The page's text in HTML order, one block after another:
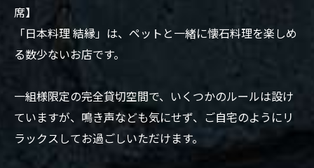
席】
「日本料理 結縁」は、ペットと一緒に懐石料理を楽しめ
る数少ないお店です。
一組様限定の完全貸切空間で、いくつかのルールは設け
ていますが、鳴き声なども気にせず、ご自宅のようにリ
ラックスしてお過ごしいただけます。